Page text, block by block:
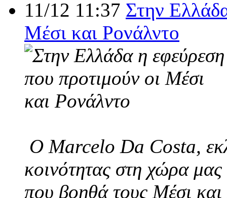
11/12 11:37 Στην
Μέσι και Ρονάλντο
Ο Marcelo Da Costa,
κοινότητας στη χώρα
που βοηθά τους Μέσι και